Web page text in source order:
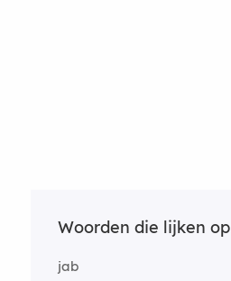
Woorden die lijken op
jab